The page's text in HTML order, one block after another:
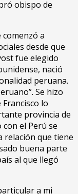
obispo de
comenzó a
desde que
fue elegido
nació
peruana.
Se hizo
lo
provincia de
el Perú se
relación que tiene
buena parte
al que llegó
a mi